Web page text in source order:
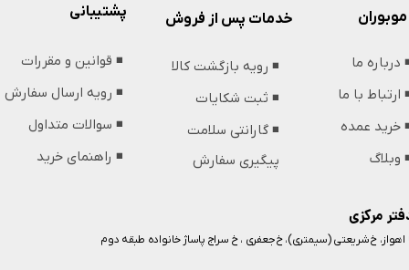
مرکزی
اهواز، خ شریعتی (سیمتری)، خ جعفری ، خ سراج پاساژ خانواده طبقه دوم
پشتیبانی
◾️ قوانین و مقررات
◾️ رویه ارسال سفارش
◾️ سوالات متداول
◾️ راهنمای خرید
موبوران
درباره ما
ارتباط با ما
خرید عمده
وبلاگ
خدمات پس از فروش
◾️ رویه بازگشت کالا
◾️ ثبت شکایات
◾️ گارانتی سلامت
پیگیری سفارش